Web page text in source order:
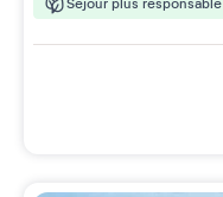
Séjour plus responsable